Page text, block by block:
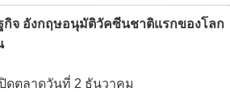
กิจ อังกฤษอนุมัติวัคซีนชาติแรกของโลก
ดตลาดวันที่ 2 ธันวาคม